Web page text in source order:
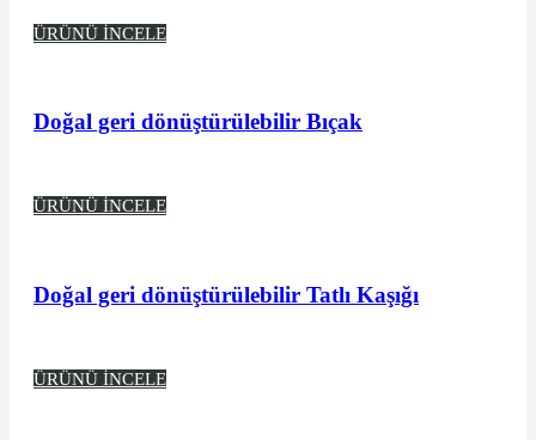
ÜRÜNÜ İNCELE
Doğal geri dönüştürülebilir Bıçak
ÜRÜNÜ İNCELE
Doğal geri dönüştürülebilir Tatlı Kaşığı
ÜRÜNÜ İNCELE